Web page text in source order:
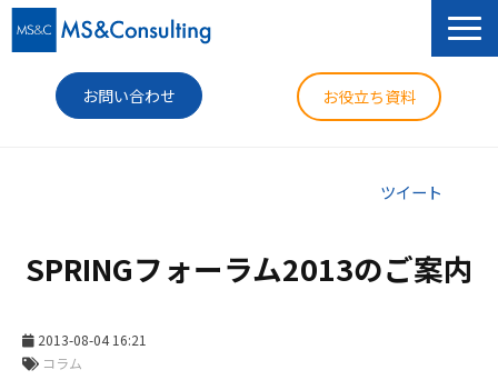
お問い合わせ お役立ち資料
導入事例
ニュース
ツイート
SPRINGフォーラム2013のご案内
2013-08-04 16:21
コラム